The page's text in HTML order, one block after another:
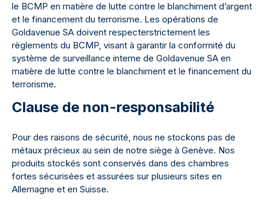
le BCMP en matière de lutte contre le blanchiment d’argent
et le financement du terrorisme. Les opérations de
Goldavenue SA doivent respecterstrictement les
règlements du BCMP, visant à garantir la conformité du
système de surveillance interne de Goldavenue SA en
matière de lutte contre le blanchiment et le financement du
terrorisme.
Clause de non-responsabilité
Pour des raisons de sécurité, nous ne stockons pas de
métaux précieux au sein de notre siège à Genève. Nos
produits stockés sont conservés dans des chambres
fortes sécurisées et assurées sur plusieurs sites en
Allemagne et en Suisse.